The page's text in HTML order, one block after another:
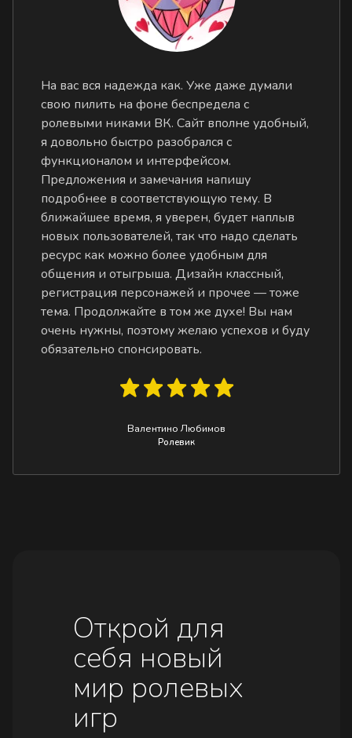
На вас вся надежда как. Уже даже думали
свою пилить на фоне беспредела с
ролевыми никами ВК. Сайт вполне удобный,
я довольно быстро разобрался с
функционалом и интерфейсом.
Предложения и замечания напишу
подробнее в соответствующую тему. В
ближайшее время, я уверен, будет наплыв
новых пользователей, так что надо сделать
ресурс как можно более удобным для
общения и отыгрыша. Дизайн классный,
регистрация персонажей и прочее — тоже
тема. Продолжайте в том же духе! Вы нам
очень нужны, поэтому желаю успехов и буду
обязательно спонсировать.
Валентино Любимов
Ролевик
Открой для
себя новый
мир ролевых
игр